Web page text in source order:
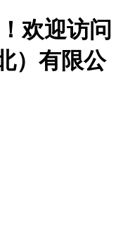
欢迎访问
）有限公